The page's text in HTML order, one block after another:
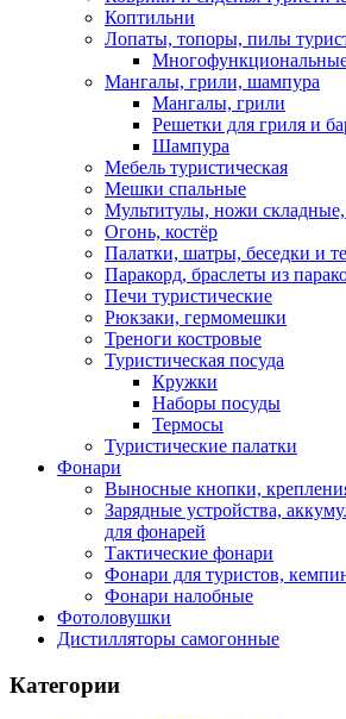
Коптильни
Лопаты, топоры, пилы
Мангалы, грили, шампура
Мангалы, грили
Решетки для гриля и
Шампура
Мебель туристическая
Мешки спальные
Мультитулы, ножи
Огонь, костёр
Палатки, шатры, беседки и
Паракорд, браслеты из
Печи туристические
Рюкзаки, гермомешки
Треноги костровые
Туристическая посуда
Кружки
Наборы посуды
Термосы
Туристические палатки
Фонари
Выносные кнопки,
Зарядные устройства,
для фонарей
Тактические фонари
Фонари для туристов,
Фонари налобные
Фотоловушки
Дистилляторы самогонные
Категории